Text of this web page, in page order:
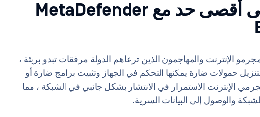
زيادة الحماية إلى أقصى حد مع MetaDefender
الإنترنت والمهاجمون الذين ترعاهم الدولة مرفقات تبدو بريئة ،
حمولات ضارة يمكنها التحكم في الجهاز وتثبيت برامج ضارة أو
الإنترنت الاستمرار في الانتشار بشكل جانبي في الشبكة ، مما
والوصول إلى البيانات السرية.